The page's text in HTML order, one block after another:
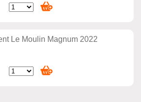
Le Moulin Magnum 2022